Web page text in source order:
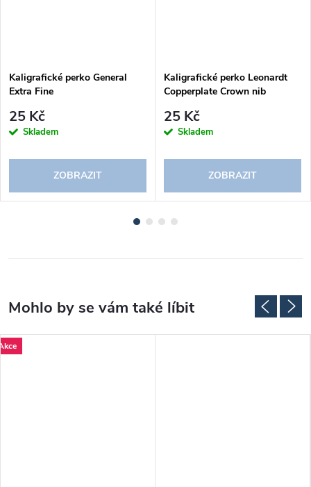
Kaligrafické perko General
Extra Fine
25 Kč
Skladem
ZOBRAZIT
Kaligrafické perko Leonardt
Copperplate Crown nib
25 Kč
Skladem
ZOBRAZIT